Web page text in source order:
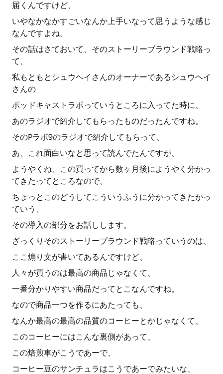
届くんですけど、
いやなかなかすごいなんか上手いなって思うような感じ
なんですよね。
その話はさておいて、そのストーリーブラウンド戦略っ
て、
私もともとシュウヘイさんのオーナーであるシュウヘイ
さんの
ポッドキャストラボっていうところに入ってた時に、
あのラジオで紹介してもらったものだったんですね。
そのPラボ9のラジオで紹介してもらって、
あ、これ面白いなと思って読んでたんですが、
ようやくね、この買ってから数ヶ月後にようやく分かっ
てきたってところなので、
ちょっとこのどうしてこういうふうに分かってきたかっ
ていう、
その導入の部分をお話しします。
ざっくりそのストーリーブラウンド戦略っていうのは、
ここ煽り文が書いてあるんですけど、
人々が買うのは最高の商品じゃなくて、
一番分かりやすい商品だってとこなんですね。
なので商品一つを作るにあたっても、
なんか最高の最高の品質のコーヒーとかじゃなくて、
このコーヒーにはこんな裏側があって、
この焙煎車がこうであーで、
コーヒー豆のサンチュラはこうであーでみたいな、